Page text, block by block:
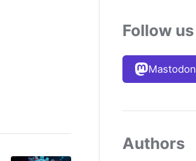
Follow us
Mastodon
Authors